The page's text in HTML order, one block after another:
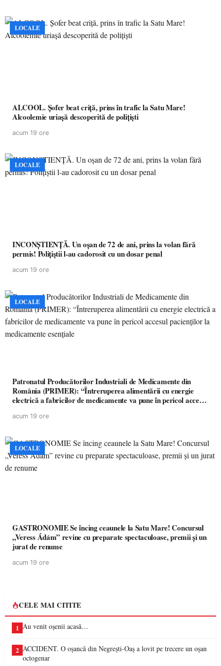
LOCALE
ALCOOL. Șofer beat criță, prins în trafic la Satu Mare!
Alcoolemie uriașă descoperită de polițiști
acum 19 ore
LOCALE
INCONȘTIENȚĂ. Un oșan de 72 de ani, prins la volan fără
permis! Polițiștii l-au cadorosit cu un dosar penal
acum 19 ore
LOCALE
Patronatul Producătorilor Industriali de Medicamente din
România (PRIMER): “Întreruperea alimentării cu energie
electrică a fabricilor de medicamente va pune în pericol accesul
acum 19 ore
LOCALE
GASTRONOMIE Se încing ceaunele la Satu Mare! Concursul
„Veress Ádám” revine cu preparate spectaculoase, premii și un
jurat de renume
acum 19 ore
CELE MAI CITITE
1 Au venit oșenii acasă…
2 ACCIDENT. O oșancă din Negrești-Oaș a lovit pe trecere un oșan
octogenar